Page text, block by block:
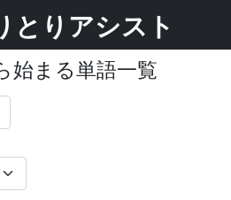
とりアシスト
始まる単語一覧